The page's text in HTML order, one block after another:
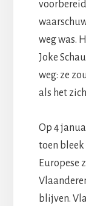
weg was.
Joke
weg: ze
als het
Op 4
toen bleek
Europese
blijven.